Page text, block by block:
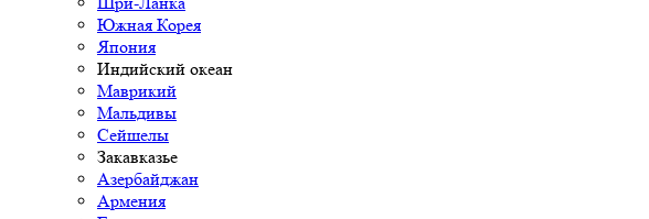
Южная Корея
Япония
Индийский океан
Маврикий
Мальдивы
Сейшелы
Закавказье
Азербайджан
Армения